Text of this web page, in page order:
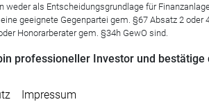
weder als Entscheidungsgrundlage für
geeignete Gegenpartei gem. §67 Absatz 2
Honorarberater gem. §34h GewO sind.
professioneller Investor und bestätige
Impressum